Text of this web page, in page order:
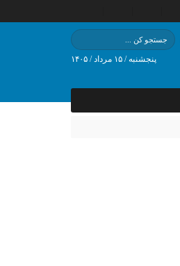
پنجشنبه / ۱۵ مرداد / ۱۴۰۵